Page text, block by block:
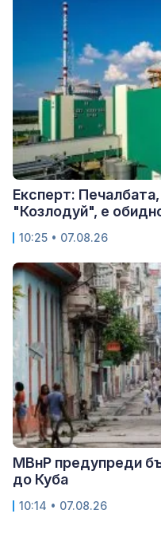
Експерт:
"Козлодуй", е
10:25 • 07.08.26
МВнР предупреди
до Куба
10:14 • 07.08.26